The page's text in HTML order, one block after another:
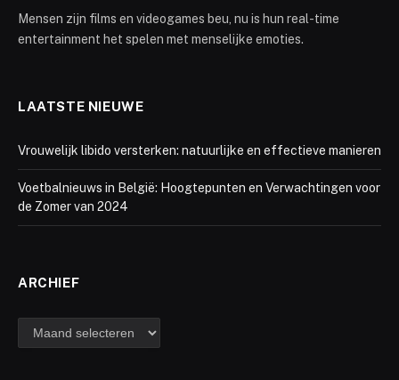
Mensen zijn films en videogames beu, nu is hun real-time
entertainment het spelen met menselijke emoties.
LAATSTE NIEUWE
Vrouwelijk libido versterken: natuurlijke en effectieve manieren
Voetbalnieuws in België: Hoogtepunten en Verwachtingen voor
de Zomer van 2024
ARCHIEF
Archief